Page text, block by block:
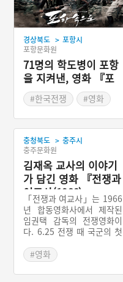
경상북도 > 포항시
포항문화원
71명의 학도병이 포항
을 지켜낸, 영화 『포
화속으로(2010)』
#한국전쟁 #영화
충청북도 > 충주시
충주문화원
김재옥 교사의 이야기
가 담긴 영화 『전쟁과
여교사(1966)』
「전쟁과 여교사」는 1966
년 합동영화사에서 제작된
임권택 감독의 전쟁영화이
다. 6.25 전쟁 때 국군의 첫
투’를 승리로 이끈 김재옥
교사의 실화를 김진규와 엄
앵란을 주연으로 하여 영화
#영화